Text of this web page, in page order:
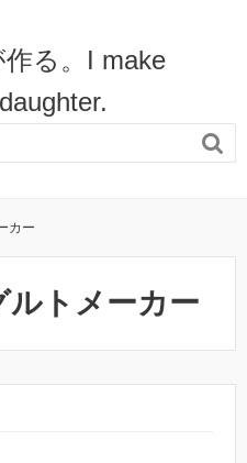
る。I make

カー
ルトメーカー